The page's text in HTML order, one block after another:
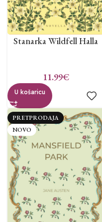
Stanarka Wildfell Halla
11.99€
U košaricu
PRETPRODAJA
NOVO